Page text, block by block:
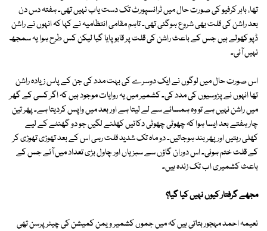
تھا، باہر کرفیو کی صورت حال میں ٹرانسپورٹ تک دست یاب نہیں تھی۔ ہفتہ دس دن
بعد راشن کی قلت بھی شروع ہوگئی تھی۔ تاہم مقامی انتظامیہ نے کہا کہ انہوں نے راشن
ڈپو کھولے ہیں جس کے باعث راشن کی قلت پر قابو پایا گیا لیکن کس طرح ہوا یہ سمجھ
نہیں آئی۔
اس صورت حال میں لوگوں نے ایک دوسرے کی بہت مدد کی جن کے پاس زیادہ راشن
تھا انہوں نے پڑوسیوں کی مدد کی۔ کشمیر میں یہ روایات موجود ہیں کہ اگر کسی کے گھر
میں راشن نہیں ہے تو وہ ہمسائے سے لے لیتا ہے اور بعد میں واپس کردیتا ہے۔ پھر تین
چار ہفتے بعد ایسا ہوا کہ چھوٹی چھوٹی دکانیں کھلنے لگیں جو دو گھنٹے کے لیے
کھلی رہتیں اور پھر بند ہوجاتیں۔ دو ماہ تک شدید قلت رہی اس کے بعد تھوڑی تھوڑی کر
کے قلت ختم ہوئی۔ اس دوران گاؤں سے سبزیاں اور چاول بڑی تعداد میں آئے جس کے
باعث کشمیری اب تک زندہ ہیں۔
مجھے گرفتار کیوں نہیں کیا گیا؟
نعیمہ احمد مہجور بتاتی ہیں کہ میں جموں کشمیر ویمن کمیشن کی چیئرپرسن تھی